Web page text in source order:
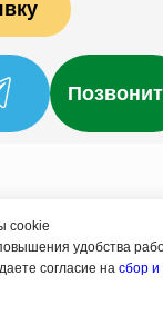
cookie
удобства
согласие на сбор и
21-18